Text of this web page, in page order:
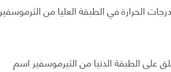
درجات الحرارة في الطبقة العليا من الثرموسفير
على الطبقة الدنيا من الثيرموسفير اسم